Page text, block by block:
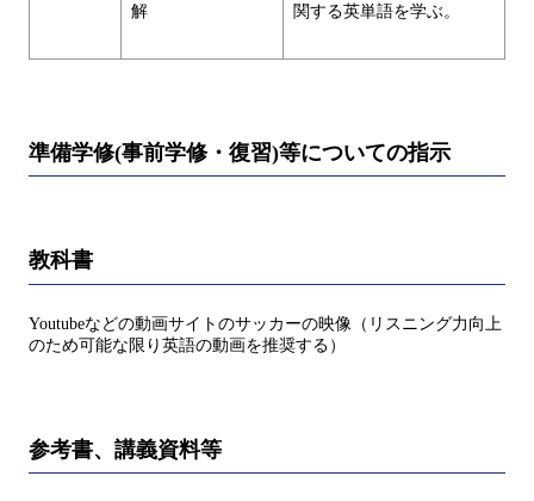
解
関する英単語を学ぶ。
準備学修(事前学修・復習)等についての指示
教科書
Youtubeなどの動画サイトのサッカーの映像（リスニング力向上
のため可能な限り英語の動画を推奨する）
参考書、講義資料等